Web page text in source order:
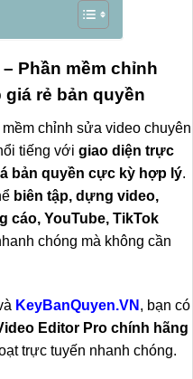
nhận được mã giảm giá
Phần mềm chỉnh
rẻ bản quyền
mềm chỉnh sửa video chuyên
tiếng với giao diện trực
bản quyền cực kỳ hợp lý.
biên tập, dựng video,
cáo, YouTube, TikTok
chóng mà không cần
KeyBanQuyen.VN , bạn có
Editor Pro chính hãng
trực tuyến nhanh chóng.